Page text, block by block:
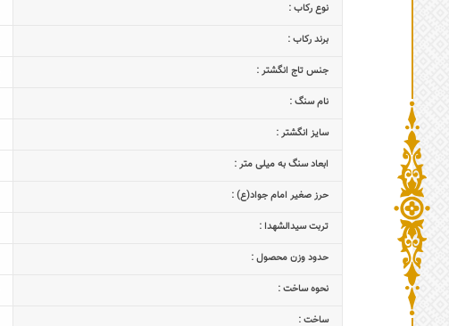
نوع رکاب :
برند رکاب :
جنس تاج انگشتر :
نام سنگ :
سایز انگشتر :
ابعاد سنگ به میلی متر :
حرز صغیر امام جواد(ع) :
تربت سیدالشهدا :
حدود وزن محصول :
نحوه ساخت :
ساخت :